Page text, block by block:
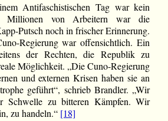
Antifaschistischen Tag war kein
Millionen von Arbeitern war die
Putsch noch in frischer Erinnerung.
Regierung war offensichtlich. Ein
der Rechten, die Republik zu
Möglichkeit. „Die Cuno-Regierung
und externen Krisen haben sie an
geführt“, schrieb Brandler. „Wir
Schwelle zu bitteren Kämpfen. Wir
zu handeln.“ [18]